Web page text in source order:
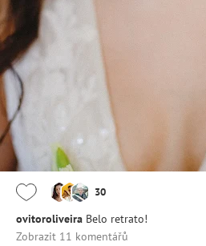
30
ovitoroliveira Belo retrato!
Zobrazit 11 komentářů